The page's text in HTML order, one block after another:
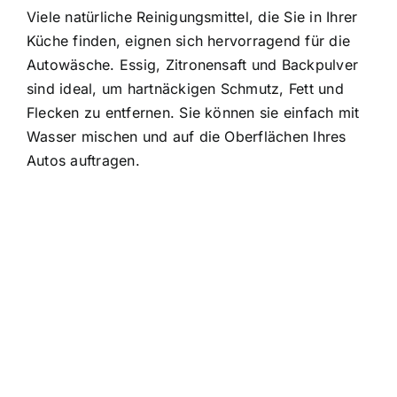
Viele natürliche Reinigungsmittel, die Sie in Ihrer
Küche finden, eignen sich hervorragend für die
Autowäsche. Essig, Zitronensaft und Backpulver
sind ideal, um hartnäckigen Schmutz, Fett und
Flecken zu entfernen. Sie können sie einfach mit
Wasser mischen und auf die Oberflächen Ihres
Autos auftragen.